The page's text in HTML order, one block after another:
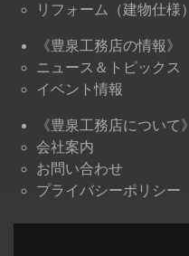
リフォーム（建物仕様）
《豊泉工務店の情報》
ニュース＆トピックス
イベント情報
《豊泉工務店について》
会社案内
お問い合わせ
プライバシーポリシー